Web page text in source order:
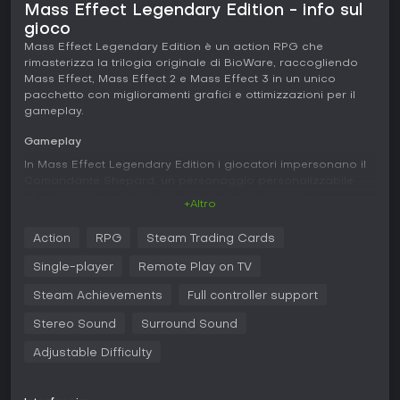
Mass Effect Legendary Edition - info sul
gioco
Mass Effect Legendary Edition è un action RPG che
rimasterizza la trilogia originale di BioWare, raccogliendo
Mass Effect, Mass Effect 2 e Mass Effect 3 in un unico
pacchetto con miglioramenti grafici e ottimizzazioni per il
gameplay.
Gameplay
In Mass Effect Legendary Edition i giocatori impersonano il
ordini ai compagni per attivare abilità o coprirsi. Le scelte
nei dialoghi influenzano relazioni e diramazioni della trama,
L'esplorazione si svolge sui pianeti con veicoli come il Mako
guida più fluida. La progressione dei personaggi prevede
per build orientate al combattimento, alle biotica o alla tech.
+Altro
Action RPG Steam Trading Cards
Single-player Remote Play on TV
Steam Achievements Full controller support
Stereo Sound Surround Sound
Adjustable Difficulty